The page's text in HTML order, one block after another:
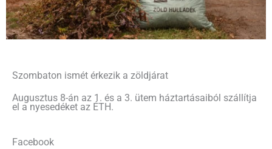
Szombaton ismét érkezik a zöldjárat
Augusztus 8-án az 1. és a 3. ütem háztartásaiból szállítja
el a nyesedéket az ÉTH.
Facebook